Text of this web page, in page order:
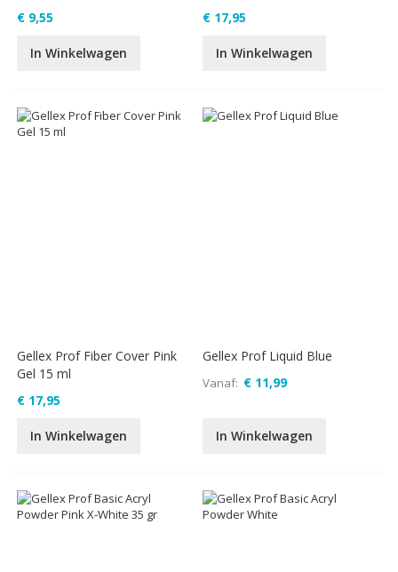
€ 9,55
In Winkelwagen
€ 17,95
In Winkelwagen
Gellex Prof Fiber Cover Pink
Gel 15 ml
€ 17,95
In Winkelwagen
Gellex Prof Liquid Blue
Vanaf € 11,99
In Winkelwagen